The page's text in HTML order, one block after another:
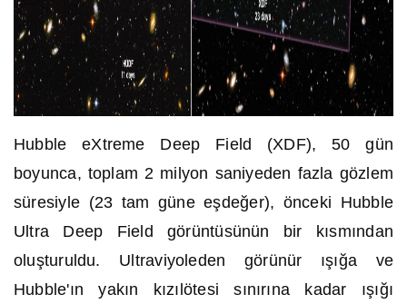
Hubble eXtreme Deep Field (XDF), 50 gün
boyunca, toplam 2 milyon saniyeden fazla gözlem
süresiyle (23 tam güne eşdeğer), önceki Hubble
Ultra Deep Field görüntüsünün bir kısmından
oluşturuldu. Ultraviyoleden görünür ışığa ve
Hubble'ın yakın kızılötesi sınırına kadar ışığı